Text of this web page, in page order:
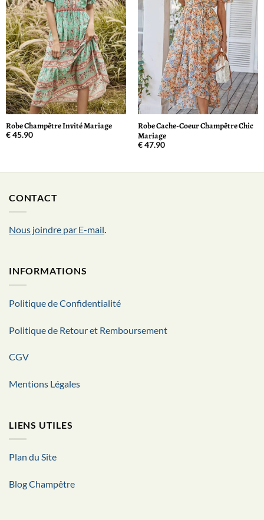
Robe Champêtre Invité Mariage
€45.90
Robe Cache-Coeur Champêtre Chic
Mariage
€47.90
CONTACT
Nous joindre par E-mail.
INFORMATIONS
Politique de Confidentialité
Politique de Retour et Remboursement
CGV
Mentions Légales
LIENS UTILES
Plan du Site
Blog Champêtre